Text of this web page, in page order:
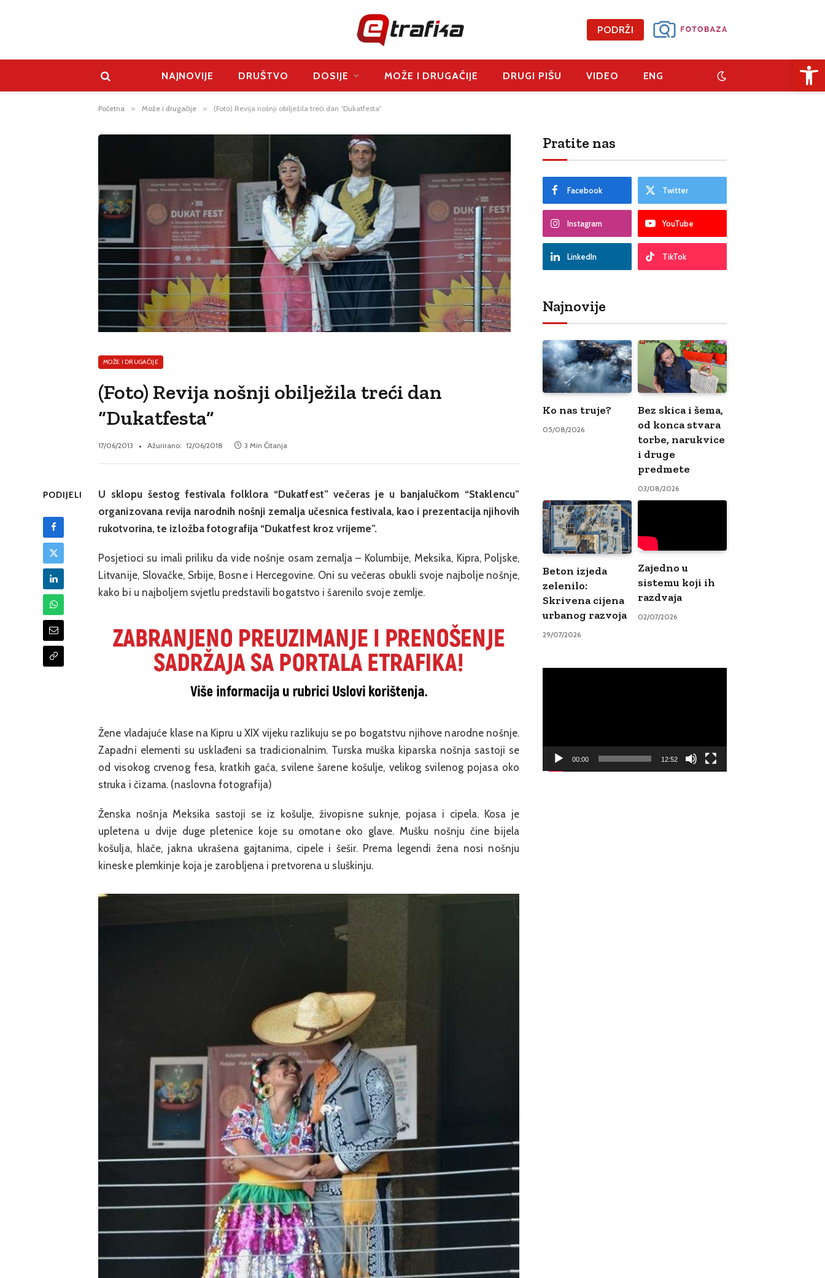
PODRŽI
NAJNOVIJE DRUŠTVO DOSIJE MOŽE I DRUGAČIJE DRUGI PIŠU VIDEO ENG
Početna » Može i drugačije » (Foto) Revija nošnji obilježila treći dan “Dukatfesta”
MOŽE I DRUGAČIJE
(Foto) Revija nošnji obilježila treći dan
“Dukatfesta”
17/06/2013 Ažurirano: 12/06/2018 3 Min Čitanja
PODIJELI
U sklopu šestog festivala folklora “Dukatfest” večeras je u banjalučkom “Staklencu”
organizovana revija narodnih nošnji zemalja učesnica festivala, kao i prezentacija njihovih
rukotvorina, te izložba fotografija “Dukatfest kroz vrijeme”.
Posjetioci su imali priliku da vide nošnje osam zemalja – Kolumbije, Meksika, Kipra, Poljske,
Litvanije, Slovačke, Srbije, Bosne i Hercegovine. Oni su večeras obukli svoje najbolje nošnje,
kako bi u najboljem svjetlu predstavili bogatstvo i šarenilo svoje zemlje.
Žene vladajuće klase na Kipru u XIX vijeku razlikuju se po bogatstvu njihove narodne nošnje.
Zapadni elementi su usklađeni sa tradicionalnim. Turska muška kiparska nošnja sastoji se
od visokog crvenog fesa, kratkih gaća, svilene šarene košulje, velikog svilenog pojasa oko
struka i čizama. (naslovna fotografija)
Ženska nošnja Meksika sastoji se iz košulje, živopisne suknje, pojasa i cipela. Kosa je
upletena u dvije duge pletenice koje su omotane oko glave. Mušku nošnju čine bijela
košulja, hlače, jakna ukrašena gajtanima, cipele i šešir. Prema legendi žena nosi nošnju
kineske plemkinje koja je zarobljena i pretvorena u sluškinju.
Pratite nas
Facebook Twitter
Instagram YouTube
LinkedIn TikTok
Najnovije
Ko nas truje?
05/08/2026
Bez skica i šema,
od konca stvara
torbe, narukvice
i druge
predmete
03/08/2026
Beton izjeda
zelenilo:
Skrivena cijena
urbanog razvoja
29/07/2026
Zajedno u
sistemu koji ih
razdvaja
02/07/2026
00:00 12:52